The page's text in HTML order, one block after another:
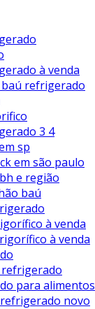
à venda
baú refrigerado
3 4
sp
em são paulo
e região
baú
à venda
à venda
refrigerado
para alimentos
novo